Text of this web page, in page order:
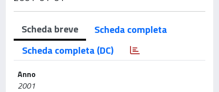
Scheda breve
Scheda completa
Scheda completa (DC)
Anno
2001